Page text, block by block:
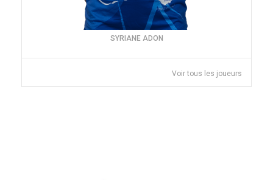
SYRIANE ADON
Voir tous les joueurs